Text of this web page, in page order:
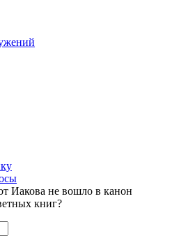
Иакова не вошло в канон
книг?